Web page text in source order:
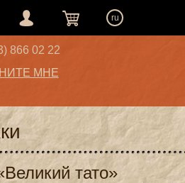
ru
866 02 22
МНЕ
тато»